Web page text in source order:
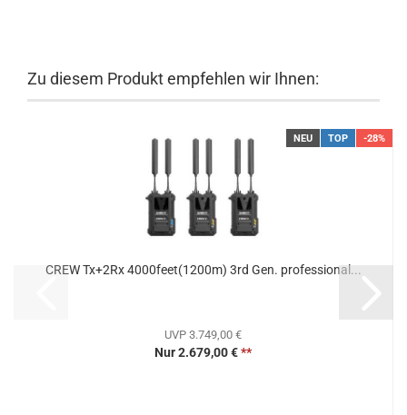
Zu diesem Produkt empfehlen wir Ihnen:
NEU TOP -28%
CREW Tx+2Rx 4000feet(1200m) 3rd Gen. professional...
UVP 3.749,00 €
Nur 2.679,00 €**